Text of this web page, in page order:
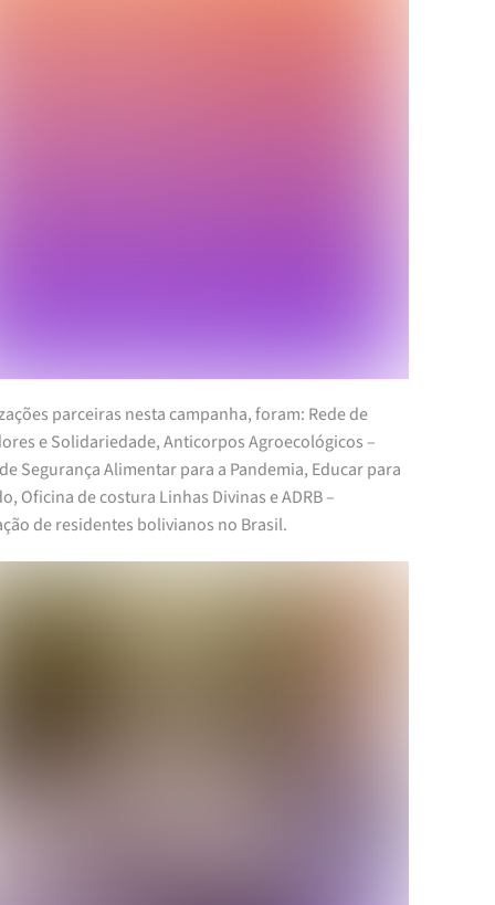
parceiras nesta campanha, foram: Rede de
e Solidariedade, Anticorpos Agroecológicos –
Segurança Alimentar para a Pandemia, Educar para
Oficina de costura Linhas Divinas e ADRB –
de residentes bolivianos no Brasil.